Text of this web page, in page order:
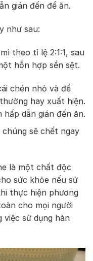
gián đến để ăn.
như sau:
theo tỉ lệ 2:1:1, sau
hỗn hợp sền sệt.
chén nhỏ và để
hay xuất hiện.
dẫn gián đến ăn.
sẽ chết ngay
là một chất độc
sức khỏe nếu sử
thực hiện phương
cho mọi người
sử dụng hàn